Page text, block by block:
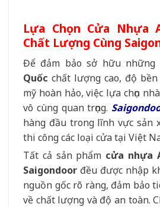
Lựa Chọn Cửa Nhựa
Chất Lượng Cùng
Để đảm bảo sở hữu những
Quốc chất lượng cao, độ
mỹ hoàn hảo, việc lựa chọn
vô cùng quan trọng.
hàng đầu trong lĩnh vực sản
thi công các loại cửa tại Việt
Tất cả sản phẩm cửa nhựa
Saigondoor đều được nhập
nguồn gốc rõ ràng, đảm bảo
về chất lượng và độ an toàn.